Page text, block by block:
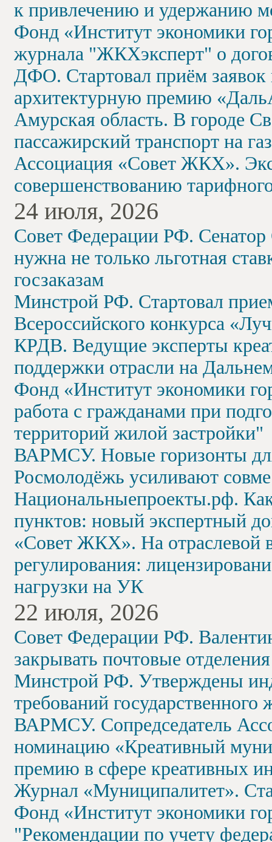
к привлечению и удержанию
Фонд «Институт экономики
журнала "ЖКХэксперт" о
ДФО. Стартовал приём
архитектурную премию
Амурская область. В городе
пассажирский транспорт на газ
Ассоциация «Совет ЖКХ».
совершенствованию
24 июля, 2026
Совет Федерации РФ.
нужна не только льготная
госзаказам
Минстрой РФ. Стартовал
Всероссийского конкурса
КРДВ. Ведущие эксперты
поддержки отрасли на
Фонд «Институт экономики
работа с гражданами при
территорий жилой застройки"
ВАРМСУ. Новые горизонты
Росмолодёжь усиливают
Национальныепроекты.рф.
пунктов: новый экспертный
«Совет ЖКХ». На отраслевой
регулирования:
нагрузки на УК
22 июля, 2026
Совет Федерации РФ.
закрывать почтовые
Минстрой РФ. Утверждены
требований
ВАРМСУ. Сопредседатель
номинацию «Креативный
премию в сфере креативных
Журнал «Муниципалитет».
Фонд «Институт экономики
"Рекомендации по учету